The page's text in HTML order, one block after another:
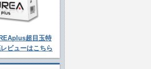
超目玉特
ビューはこちら